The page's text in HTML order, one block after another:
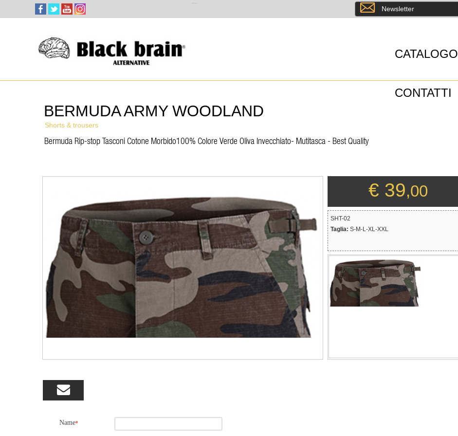
CATALOGO
CONTATTI
8 Newsletter
BERMUDA ARMY WOODLAND
Bermuda Rip-stop Tasconi Cotone Morbido100% Colore Verde Oliva Invecchiato- Mutitasca - Best Quality
Shorts & trousers
€ 39,00
SHT-02
Taglia: S-M-L-XL-XXL

Name*